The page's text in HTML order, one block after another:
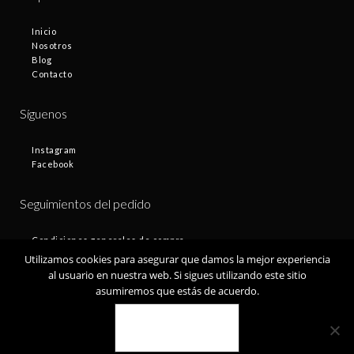
Inicio
Nosotros
Blog
Contacto
Síguenos
Instagram
Facebook
Seguimientos del pedido
Condiciones generales de compra
Plazos de entrega
Política de privacidad
Política de cookies
Utilizamos cookies para asegurar que damos la mejor experiencia
al usuario en nuestra web. Si sigues utilizando este sitio
asumiremos que estás de acuerdo.